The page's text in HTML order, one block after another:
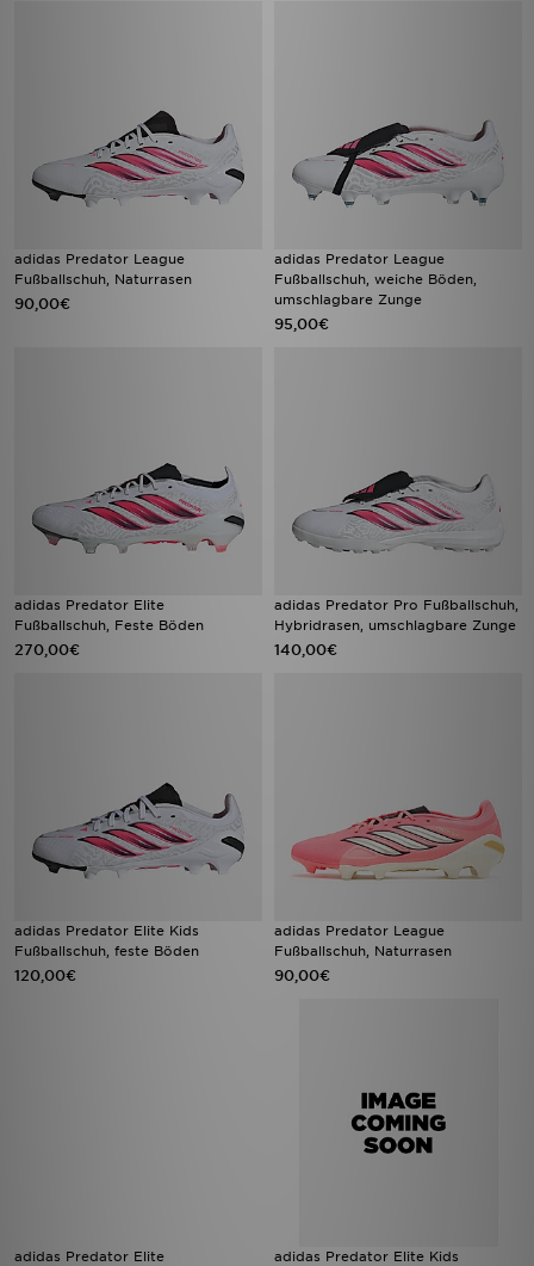
adidas Predator League
Fußballschuh, Naturrasen
90,00€
adidas Predator League
Fußballschuh, weiche Böden,
umschlagbare Zunge
95,00€
adidas Predator Elite
Fußballschuh, Feste Böden
270,00€
adidas Predator Pro Fußballschuh,
Hybridrasen, umschlagbare Zunge
140,00€
adidas Predator Elite Kids
Fußballschuh, feste Böden
120,00€
adidas Predator League
Fußballschuh, Naturrasen
90,00€
adidas Predator Elite
adidas Predator Elite Kids